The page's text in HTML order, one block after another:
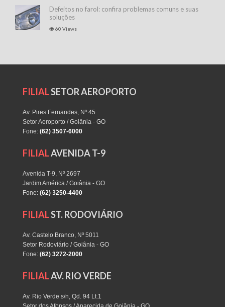
Defeitos no farol: confira problemas comuns e suas
soluções
60 Views
FILIALSETOR AEROPORTO
Av. Pires Fernandes, Nº 45
Setor Aeroporto / Goiânia - GO
Fone: (62) 3507-6000
FILIALAVENIDA T-9
Avenida T-9, Nº 2697
Jardim América / Goiânia - GO
Fone: (62) 3250-4400
FILIALST. RODOVIÁRIO
Av. Castelo Branco, Nº 5011
Setor Rodoviário / Goiânia - GO
Fone: (62) 3272-2000
FILIALAV. RIO VERDE
Av. Rio Verde s/n, Qd. 94 Lt.1